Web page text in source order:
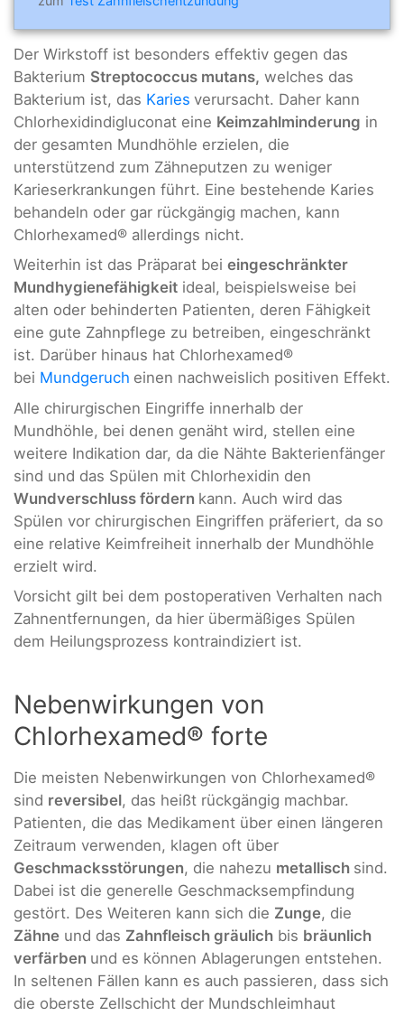
Der Wirkstoff ist besonders effektiv gegen das
Bakterium Streptococcus mutans, welches das
Bakterium ist, das Karies verursacht. Daher kann
Chlorhexidindigluconat eine Keimzahlminderung in
der gesamten Mundhöhle erzielen, die
unterstützend zum Zähneputzen zu weniger
Karieserkrankungen führt. Eine bestehende Karies
behandeln oder gar rückgängig machen, kann
Chlorhexamed® allerdings nicht.
Weiterhin ist das Präparat bei eingeschränkter
Mundhygienefähigkeit ideal, beispielsweise bei
alten oder behinderten Patienten, deren Fähigkeit
eine gute Zahnpflege zu betreiben, eingeschränkt
ist. Darüber hinaus hat Chlorhexamed®
bei Mundgeruch einen nachweislich positiven Effekt.
Alle chirurgischen Eingriffe innerhalb der
Mundhöhle, bei denen genäht wird, stellen eine
weitere Indikation dar, da die Nähte Bakterienfänger
sind und das Spülen mit Chlorhexidin den
Wundverschluss fördern kann. Auch wird das
Spülen vor chirurgischen Eingriffen präferiert, da so
eine relative Keimfreiheit innerhalb der Mundhöhle
erzielt wird.
Vorsicht gilt bei dem postoperativen Verhalten nach
Zahnentfernungen, da hier übermäßiges Spülen
dem Heilungsprozess kontraindiziert ist.
Nebenwirkungen von
Chlorhexamed® forte
Die meisten Nebenwirkungen von Chlorhexamed®
sind reversibel, das heißt rückgängig machbar.
Patienten, die das Medikament über einen längeren
Zeitraum verwenden, klagen oft über
Geschmacksstörungen, die nahezu metallisch sind.
Dabei ist die generelle Geschmacksempfindung
gestört. Des Weiteren kann sich die Zunge, die
Zähne und das Zahnfleisch gräulich bis bräunlich
verfärben und es können Ablagerungen entstehen.
In seltenen Fällen kann es auch passieren, dass sich
die oberste Zellschicht der Mundschleimhaut